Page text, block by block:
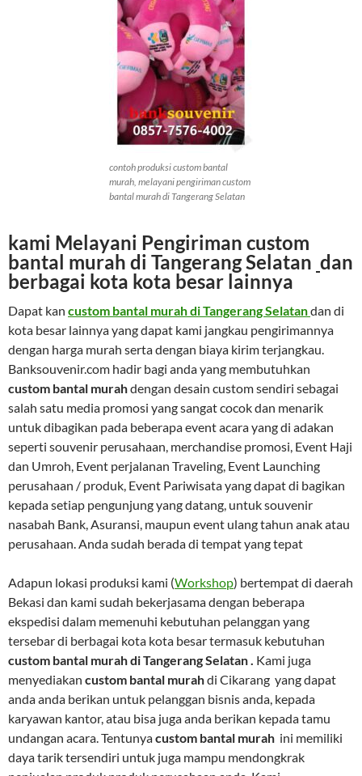
contoh produksi custom bantal
murah, melayani pengiriman custom
bantal murah di Tangerang Selatan
kami Melayani Pengiriman custom
bantal murah di Tangerang Selatan dan
berbagai kota kota besar lainnya
Dapat kan custom bantal murah di Tangerang Selatandan di
kota besar lainnya yang dapat kami jangkau pengirimannya
dengan harga murah serta dengan biaya kirim terjangkau.
Banksouvenir.com hadir bagi anda yang membutuhkan
custom bantal murahdengan desain custom sendiri sebagai
salah satu media promosi yang sangat cocok dan menarik
untuk dibagikan pada beberapa event acara yang di adakan
seperti souvenir perusahaan, merchandise promosi, Event Haji
dan Umroh, Event perjalanan Traveling, Event Launching
perusahaan / produk, Event Pariwisata yang dapat di bagikan
kepada setiap pengunjung yang datang, untuk souvenir
nasabah Bank, Asuransi, maupun event ulang tahun anak atau
perusahaan. Anda sudah berada di tempat yang tepat
Adapun lokasi produksi kami (Workshop) bertempat di daerah
Bekasi dan kami sudah bekerjasama dengan beberapa
ekspedisi dalam memenuhi kebutuhan pelanggan yang
tersebar di berbagai kota kota besar termasuk kebutuhan
custom bantal murah di Tangerang Selatan . Kami juga
menyediakan custom bantal murahdi Cikarang yang dapat
anda anda berikan untuk pelanggan bisnis anda, kepada
karyawan kantor, atau bisa juga anda berikan kepada tamu
undangan acara. Tentunyacustom bantal murah ini memiliki
daya tarik tersendiri untuk juga mampu mendongkrak